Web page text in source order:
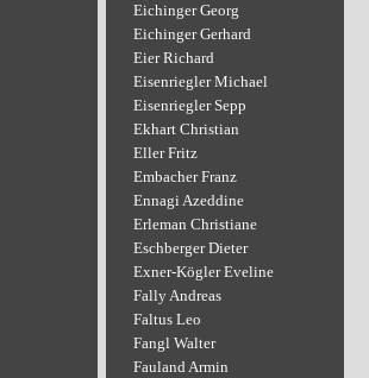
Eichinger Georg
Eichinger Gerhard
Eier Richard
Eisenriegler Michael
Eisenriegler Sepp
Ekhart Christian
Eller Fritz
Embacher Franz
Ennagi Azeddine
Erleman Christiane
Eschberger Dieter
Exner-Kögler Eveline
Fally Andreas
Faltus Leo
Fangl Walter
Fauland Armin